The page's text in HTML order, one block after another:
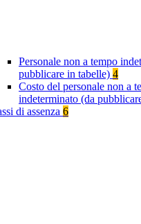
Personale non a tempo
pubblicare in tabelle) 4
Costo del personale non a
indeterminato (da
di assenza 6